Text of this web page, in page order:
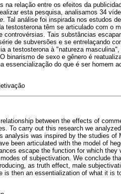
relação entre os efeitos da
esta pesquisa, analisamos 34
. Tal análise foi inspirada nos estudos
testosterona têm se articulado com o
Tais substâncias
de subversões e se entrelaçando
a testosterona à "natureza
binarismo de sexo e gênero é
essencialização do que é ser homem
between the effects of
To carry out this research we
analysis was inspired by the studies of
been articulated with the model of
escape the function for which they
of subjectivation. We conclude
as truth effect, male
then an essentialization of what it is